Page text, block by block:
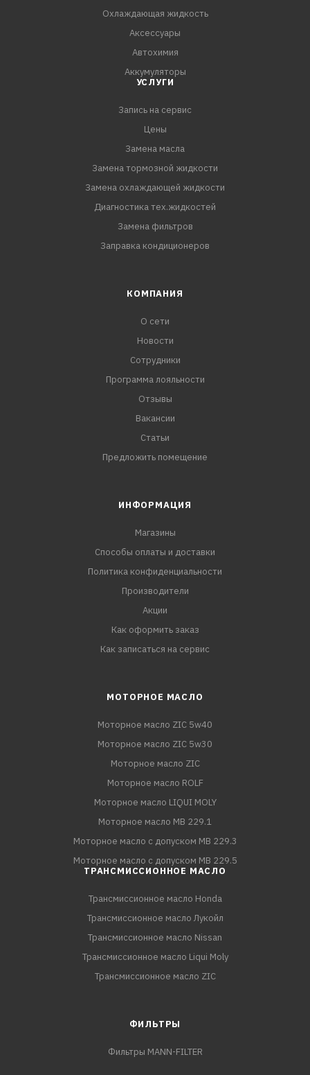
Охлаждающая жидкость
Аксессуары
Автохимия
Аккумуляторы
УСЛУГИ
Запись на сервис
Цены
Замена масла
Замена тормозной жидкости
Замена охлаждающей жидкости
Диагностика тех.жидкостей
Замена фильтров
Заправка кондиционеров
КОМПАНИЯ
О сети
Новости
Сотрудники
Программа лояльности
Отзывы
Вакансии
Статьи
Предложить помещение
ИНФОРМАЦИЯ
Магазины
Способы оплаты и доставки
Политика конфиденциальности
Производители
Акции
Как оформить заказ
Как записаться на сервис
МОТОРНОЕ МАСЛО
Моторное масло ZIC 5w40
Моторное масло ZIC 5w30
Моторное масло ZIC
Моторное масло ROLF
Моторное масло LIQUI MOLY
Моторное масло MB 229.1
Моторное масло с допуском MB 229.3
Моторное масло с допуском MB 229.5
ТРАНСМИССИОННОЕ МАСЛО
Трансмиссионное масло Honda
Трансмиссионное масло Лукойл
Трансмиссионное масло Nissan
Трансмиссионное масло Liqui Moly
Трансмиссионное масло ZIC
ФИЛЬТРЫ
Фильтры MANN-FILTER